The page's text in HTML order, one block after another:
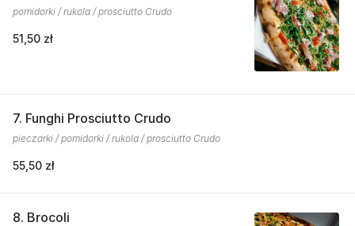
pomidorki / rukola / prosciutto Crudo
51,50 zł
7. Funghi Prosciutto Crudo
pieczarki / pomidorki / rukola / prosciutto Crudo
55,50 zł
8. Brocoli